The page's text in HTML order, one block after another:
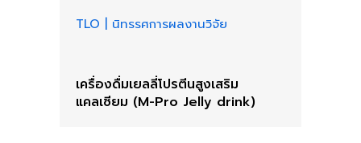
TLO นิทรรศการผลงานวิจัย
เครื่องดื่มเยลลี่โปรตีนสูงเสริม
แคลเซียม (M-Pro Jelly drink)